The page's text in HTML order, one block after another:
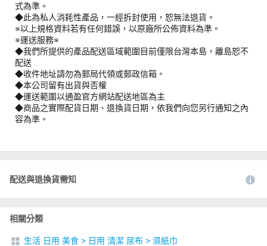
式為準。
◆此為私人消耗性產品，一經拆封使用，恕無法退貨。
※以上規格資料若有任何錯誤，以原廠所公佈資料為準。
※運送服務※
◆我們所提供的產品配送區域範圍目前僅限台灣本島，離島恕不
配送
◆收件地址請勿為郵局代領或郵政信箱。
◆本公司留有出貨與否權
◆運送範圍以通盈官方網站配送地區為主
◆商品之實際配貨日期、退換貨日期，依我們向您另行通知之內
容為準。
配送與退換貨需知
相關分類
生活 日用 美食 > 日用 清潔 尿布 > 濕紙巾